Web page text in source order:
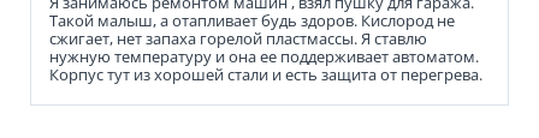
Такой малыш, а отапливает будь здоров. Кислород не
сжигает, нет запаха горелой пластмассы. Я ставлю
нужную температуру и она ее поддерживает автоматом.
Корпус тут из хорошей стали и есть защита от перегрева.